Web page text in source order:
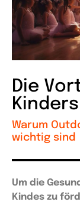
Die
Warum
wichtig sind
Um die
Kindes zu